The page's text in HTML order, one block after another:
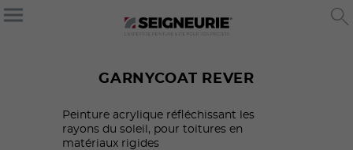
GARNYCOAT REVER
Peinture acrylique réfléchissant les
rayons du soleil, pour toitures en
matériaux rigides